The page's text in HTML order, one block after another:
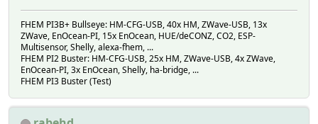
FHEM PI3B+ Bullseye: HM-CFG-USB, 40x HM, ZWave-USB, 13x
ZWave, EnOcean-PI, 15x EnOcean, HUE/deCONZ, CO2, ESP-
Multisensor, Shelly, alexa-fhem, ...
FHEM PI2 Buster: HM-CFG-USB, 25x HM, ZWave-USB, 4x ZWave,
EnOcean-PI, 3x EnOcean, Shelly, ha-bridge, ...
FHEM PI3 Buster (Test)